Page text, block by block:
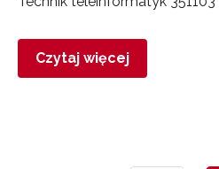
Czytaj więcej